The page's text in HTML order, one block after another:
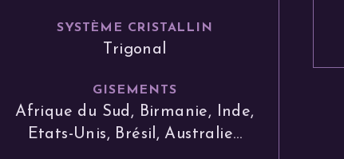
SYSTÈME CRISTALLIN
Trigonal
GISEMENTS
Afrique du Sud, Birmanie, Inde,
Etats-Unis, Brésil, Australie…